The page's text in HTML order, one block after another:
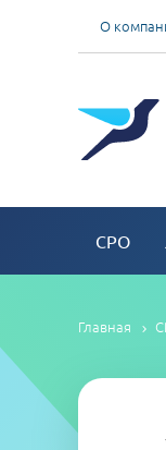
О
СРО
Главная